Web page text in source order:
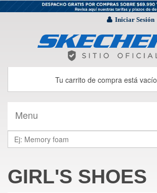
Iniciar Sesión
Tu carrito de compra está vacío
Menu
GIRL'S SHOES